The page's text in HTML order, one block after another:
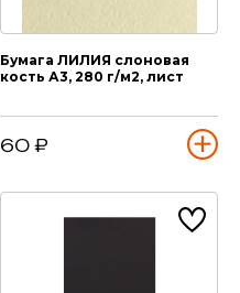
Бумага ЛИЛИЯ слоновая
кость А3, 280 г/м2, лист
60 ₽